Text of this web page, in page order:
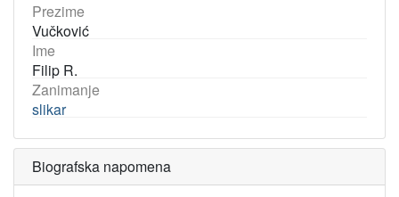
Prezime
Vučković
Ime
Filip R.
Zanimanje
slikar
Biografska napomena